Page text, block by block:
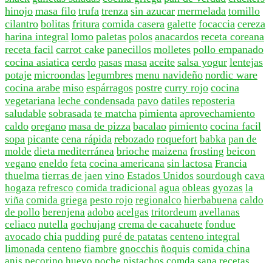
hinojo masa filo trufa trenza sin azucar mermelada tomillo
cilantro bolitas fritura comida casera galette focaccia cereza
harina integral lomo paletas polos anacardos receta coreana
receta facil carrot cake panecillos molletes pollo empanado
cocina asiatica cerdo pasas masa aceite salsa yogur lentejas
potaje microondas legumbres menu navideño nordic ware
cocina arabe miso espárragos postre curry rojo cocina
vegetariana leche condensada pavo datiles reposteria
saludable sobrasada te matcha pimienta aprovechamiento
caldo oregano masa de pizza bacalao pimiento cocina facil
sopa picante cena rápida rebozado roquefort babka pan de
molde dieta mediterránea brioche maizena frosting beicon
vegano eneldo feta cocina americana sin lactosa Francia
thuelma tierras de jaen vino Estados Unidos sourdough cava
hogaza refresco comida tradicional agua obleas gyozas la
viña comida griega pesto rojo regionalco hierbabuena caldo
de pollo berenjena adobo acelgas tritordeum avellanas
celiaco nutella gochujang crema de cacahuete fondue
avocado chia pudding puré de patatas centeno integral
limonada centeno fiambre gnocchis ñoquis comida china